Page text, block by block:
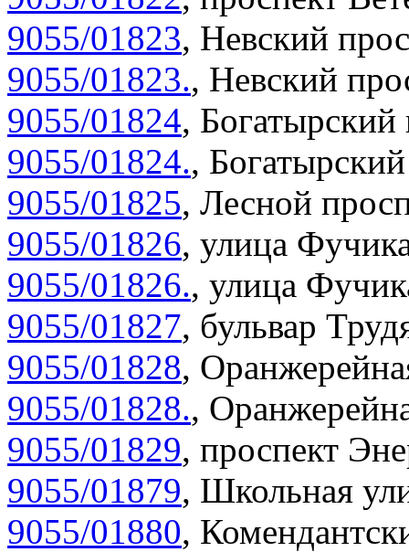
9055/01823, Невский
9055/01823., Невский
9055/01824, Богатырский
9055/01824.,
9055/01825, Лесной
9055/01826, улица
9055/01826., улица
9055/01827, бульвар
9055/01828,
9055/01828.,
9055/01829, проспект
9055/01879, Школьная
9055/01880,